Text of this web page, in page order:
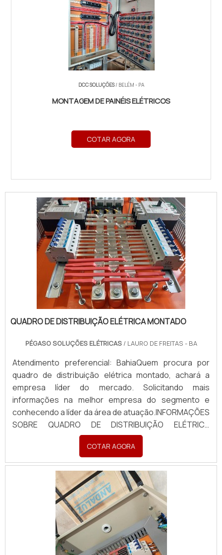
DCC SOLUÇÕES/ BELÉM - PA
MONTAGEM DE PAINÉIS ELÉTRICOS
COTAR AGORA
QUADRO DE DISTRIBUIÇÃO ELÉTRICA MONTADO
PÉGASO SOLUÇÕES ELÉTRICAS / LAURO DE FREITAS - BA
Atendimento preferencial: BahiaQuem procura por
quadro de distribuição elétrica montado, achará a
empresa líder do mercado. Solicitando mais
informações na melhor empresa do segmento e
conhecendo a líder da área de atuação.INFORMAÇÕES
SOBRE QUADRO DE DISTRIBUIÇÃO ELÉTRICA
MONTADOQuem busca por quadro de distribuição
elétrica montado em uma empresa inovadora,
descobre a Pégaso Soluções Elétricas. Uma empresa
com alto know-how em banco de...
COTAR AGORA